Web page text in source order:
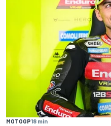
MOTOGP18 min